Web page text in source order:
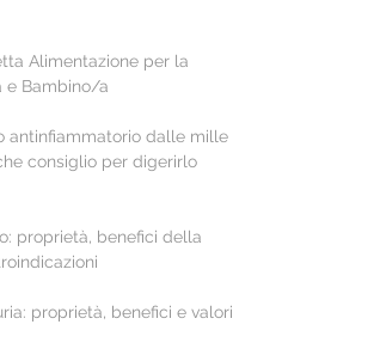
Alimentazione per la
e Bambino/a
antinfiammatorio dalle mille
consiglio per digerirlo
proprietà, benefici della
proprietà, benefici e valori